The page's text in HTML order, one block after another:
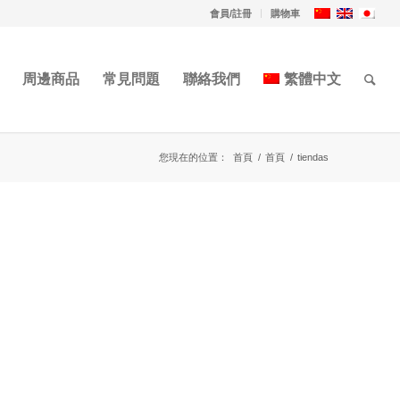
會員/註冊 購物車
周邊商品 常見問題 聯絡我們 繁體中文
您現在的位置： 首頁 / 首頁 / tiendas